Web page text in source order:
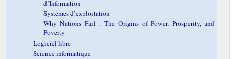
d’Information
Systèmes d’exploitation
Why Nations Fail : The Origins of Power, Prosperity, and
Poverty
Logiciel libre
Science informatique